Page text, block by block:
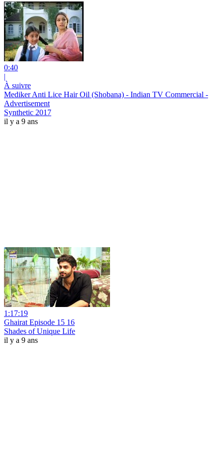
0:40
|
À suivre
Mediker Anti Lice Hair Oil (Shobana) - Indian TV Commercial -
Advertisement
Synthetic 2017
il y a 9 ans
1:17:19
Ghairat Episode 15 16
Shades of Unique Life
il y a 9 ans